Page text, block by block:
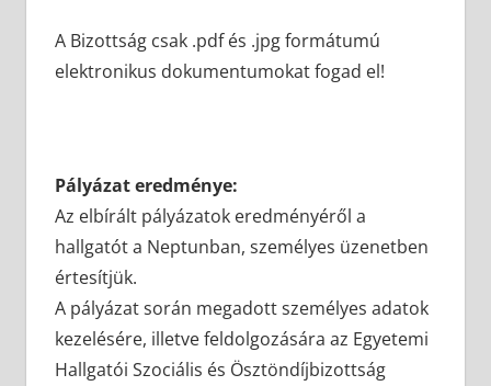
A Bizottság csak .pdf és .jpg formátumú
elektronikus dokumentumokat fogad el!
Pályázat eredménye:
Az elbírált pályázatok eredményéről a
hallgatót a Neptunban, személyes üzenetben
értesítjük.
A pályázat során megadott személyes adatok
kezelésére, illetve feldolgozására az Egyetemi
Hallgatói Szociális és Ösztöndíjbizottság